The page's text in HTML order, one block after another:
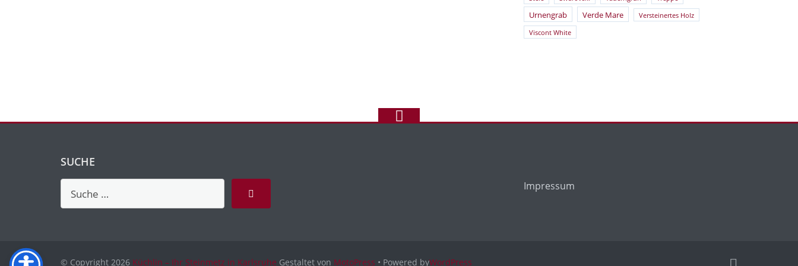
Urnengrab Verde Mare Versteinertes Holz
Viscont White
SUCHE
Impressum
© Copyright 2026 Küchlin – Ihr Steinmetz in Karlsruhe Gestaltet von MotoPress • Powered byWordPress